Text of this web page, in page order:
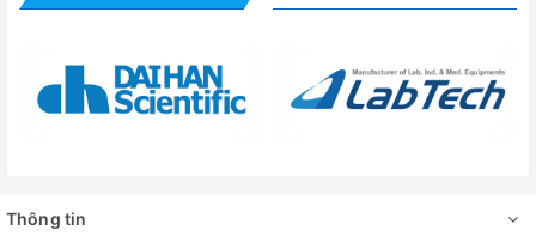
Thông tin